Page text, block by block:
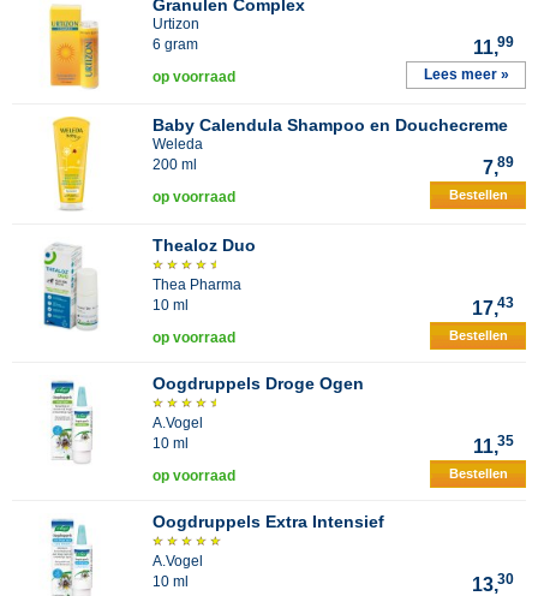
Granulen Complex
Urtizon
6 gram
11,99
op voorraad Lees meer »
Baby Calendula Shampoo en Douchecreme
Weleda
200 ml
7,89
op voorraad Bestellen
Thealoz Duo
Thea Pharma
10 ml
17,43
op voorraad Bestellen
Oogdruppels Droge Ogen
A.Vogel
10 ml
11,35
op voorraad Bestellen
Oogdruppels Extra Intensief
A.Vogel
10 ml
13,30